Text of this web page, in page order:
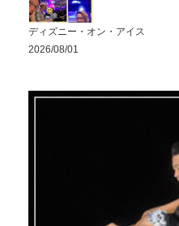
ディズニー・オン・アイス
2026/08/01